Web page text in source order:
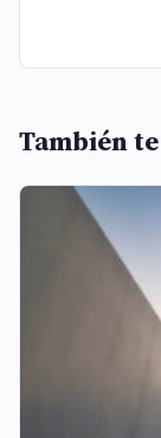
También